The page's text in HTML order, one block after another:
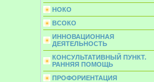
НОКО
ВСОКО
ИННОВАЦИОННАЯ
ДЕЯТЕЛЬНОСТЬ
КОНСУЛЬТАТИВНЫЙ ПУНКТ.
РАННЯЯ ПОМОЩЬ
ПРОФОРИЕНТАЦИЯ